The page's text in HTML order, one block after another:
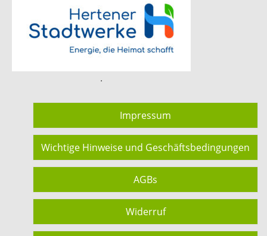
.
Impressum
Wichtige Hinweise und Geschäftsbedingungen
AGBs
Widerruf